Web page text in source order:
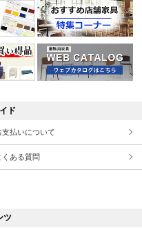
ド
支払いについて
くある質問
ツ